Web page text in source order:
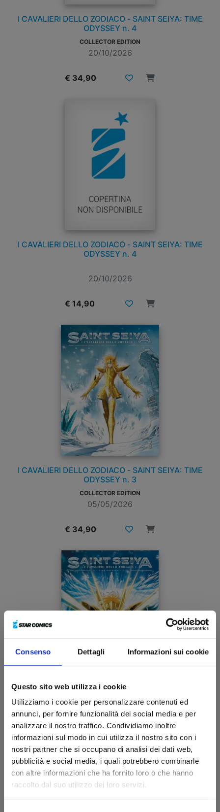
Consenso Dettagli Informazioni sui cookie
Questo sito web utilizza i cookie
Utilizziamo i cookie per personalizzare contenuti ed
annunci, per fornire funzionalità dei social media e per
analizzare il nostro traffico. Condividiamo inoltre
informazioni sul modo in cui utilizza il nostro sito con i
nostri partner che si occupano di analisi dei dati web,
pubblicità e social media, i quali potrebbero combinarle
con altre informazioni che ha fornito loro o che hanno
raccolto dal suo utilizzo dei loro servizi.
I CAVALIERI DELLO ZODIACO - SAINT SEIYA: TIME
ODYSSEY n. 4
COLLECTOR EDITION
20/10/2026
€ 34,90
I CAVALIERI DELLO ZODIACO - SAINT SEIYA: TIME
ODYSSEY n. 4
20/10/2026
€ 14,90
I CAVALIERI DELLO ZODIACO - SAINT SEIYA: TIME
ODYSSEY n. 3
COLLECTOR EDITION
05/05/2026
€ 34,90
ODYSSEY n. 3
05/05/2026
€ 14,90